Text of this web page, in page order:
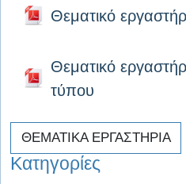
Θεματικό
Θεματικό
τύπου
ΘΕΜΑΤΙΚΑ ΕΡΓΑΣΤΗΡΙΑ
Κατηγορίες